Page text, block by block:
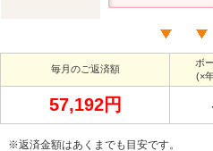
毎月のご返済額
ボ
(×
57,192円
※返済金額はあくまでも目安です。